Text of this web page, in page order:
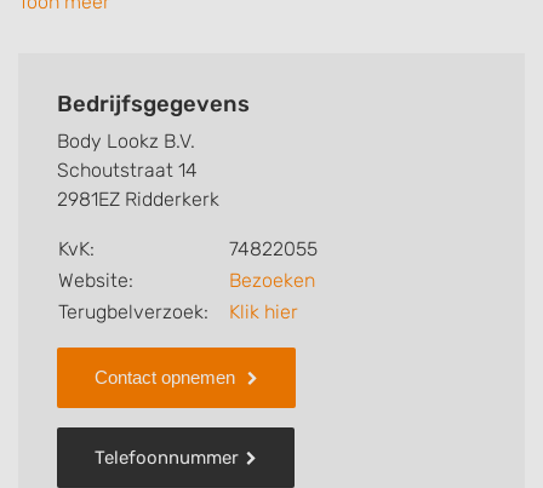
jezelf!
Bedrijfsgegevens
Body Lookz B.V.
Schoutstraat 14
2981EZ Ridderkerk
KvK:
74822055
Website:
Bezoeken
Terugbelverzoek:
Klik hier
Contact opnemen
Telefoonnummer